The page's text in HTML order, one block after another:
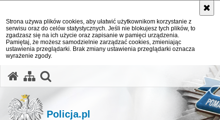
Strona używa plików cookies, aby ułatwić użytkownikom korzystanie z
serwisu oraz do celów statystycznych. Jeśli nie blokujesz tych plików, to
zgadzasz się na ich użycie oraz zapisanie w pamięci urządzenia.
Pamiętaj, że możesz samodzielnie zarządzać cookies, zmieniając
ustawienia przeglądarki. Brak zmiany ustawienia przeglądarki oznacza
wyrażenie zgody.
Policja.pl